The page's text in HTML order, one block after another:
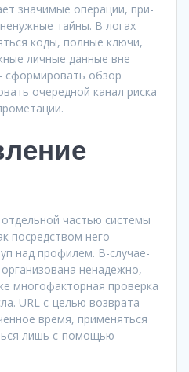
значимые операции, при-
тайны. В логах
коды, полные ключи,
личные данные вне
обзор
очередной канал риска
частью системы
посредством него
над профилем. В-случае-
ненадежно,
многофакторная проверка
URL с-целью возврата
время, применяться
лишь с-помощью